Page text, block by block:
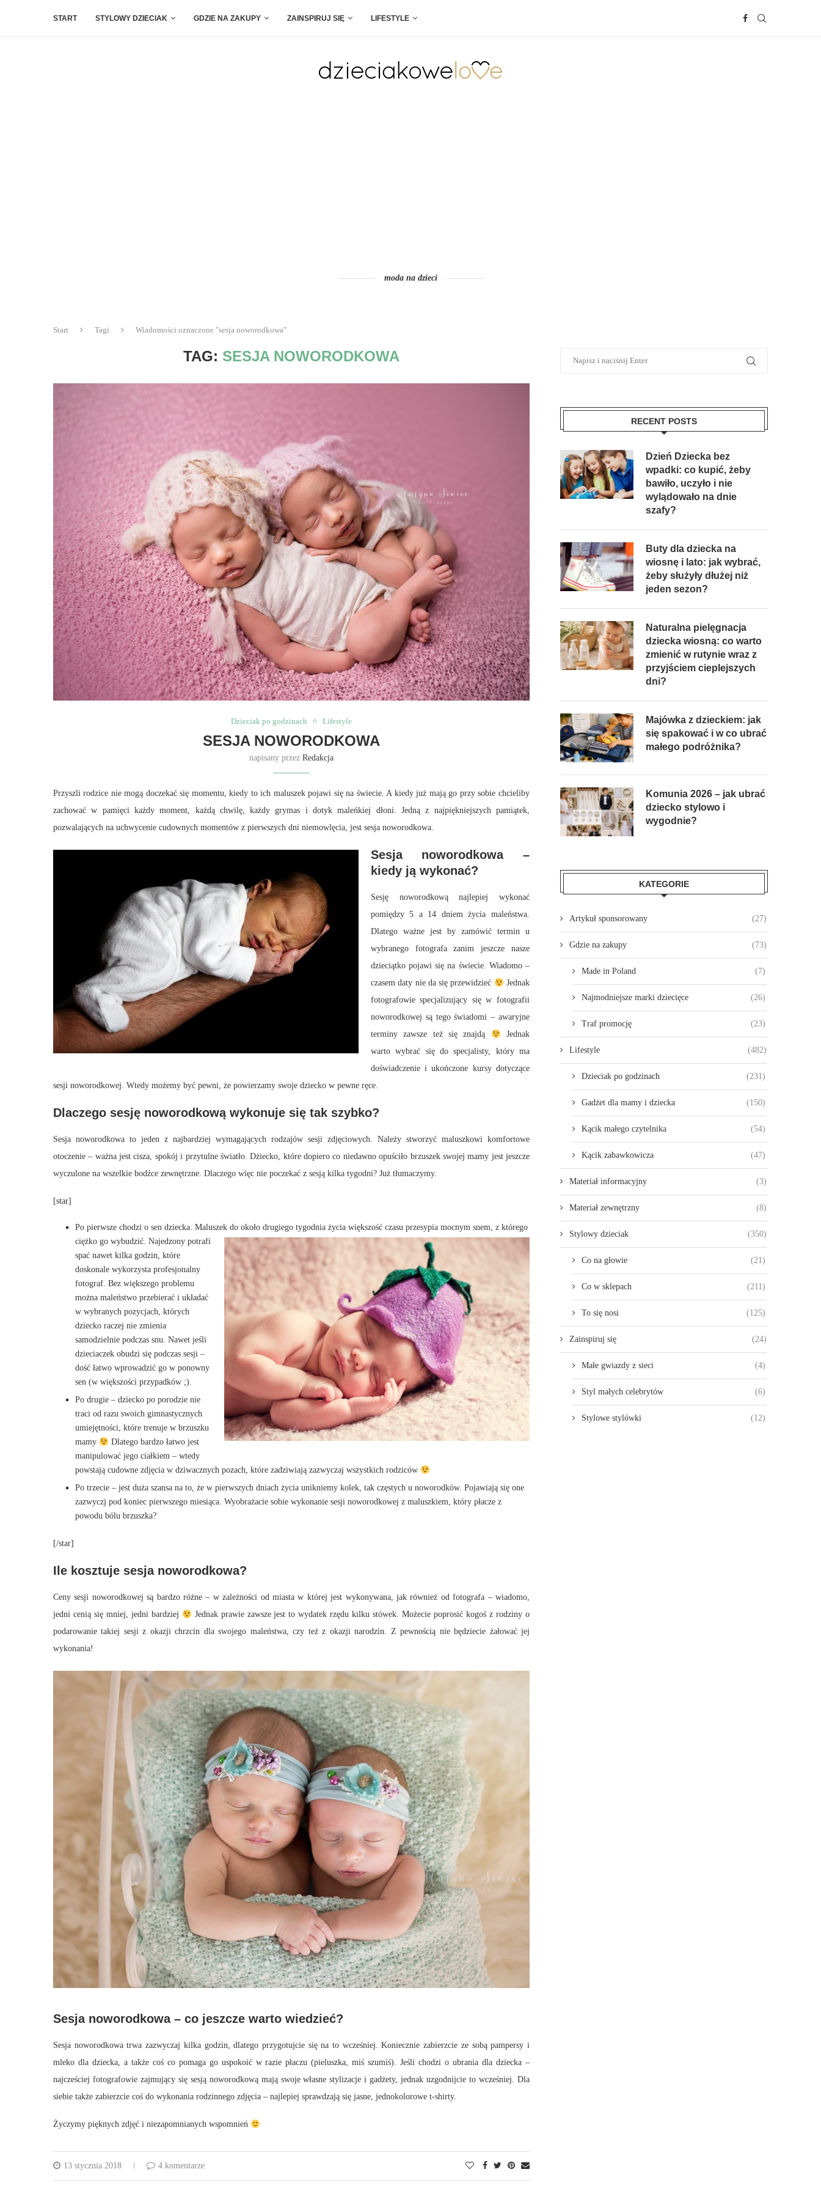
START STYLOWY DZIECIAK GDZIE NA ZAKUPY ZAINSPIRUJ SIĘ LIFESTYLE
moda na dzieci
Start Tagi Wiadomości oznaczone "sesja noworodkowa"
TAG: SESJA NOWORODKOWA
Dzieciak po godzinach Lifestyle
SESJA NOWORODKOWA
napisany przez Redakcja
Przyszli rodzice nie mogą doczekać się momentu, kiedy to ich maluszek pojawi się na świecie. A kiedy już mają go przy sobie chcieliby
zachować w pamięci każdy moment, każdą chwilę, każdy grymas i dotyk maleńkiej dłoni. Jedną z najpiękniejszych pamiątek,
pozwalających na uchwycenie cudownych momentów z pierwszych dni niemowlęcia, jest sesja noworodkowa.
Sesja noworodkowa –
kiedy ją wykonać?
Sesję noworodkową najlepiej wykonać
pomiędzy 5 a 14 dniem życia maleństwa.
Dlatego ważne jest by zamówić termin u
wybranego fotografa zanim jeszcze nasze
dzieciątko pojawi się na świecie. Wiadomo –
czasem daty nie da się przewidzieć
Jednak
fotografowie specjalizujący się w fotografii
noworodkowej są tego świadomi – awaryjne
terminy zawsze też się znajdą
Jednak
warto wybrać się do specjalisty, który ma
doświadczenie i ukończone kursy dotyczące
sesji noworodkowej. Wtedy możemy być pewni, że powierzamy swoje dziecko w pewne ręce.
Dlaczego sesję noworodkową wykonuje się tak szybko?
Sesja noworodkowa to jeden z najbardziej wymagających rodzajów sesji zdjęciowych. Należy stworzyć maluszkowi komfortowe
otoczenie – ważna jest cisza, spokój i przytulne światło. Dziecko, które dopiero co niedawno opuściło brzuszek swojej mamy jest jeszcze
wyczulone na wszelkie bodźce zewnętrzne. Dlaczego więc nie poczekać z sesją kilka tygodni? Już tłumaczymy.
[star]
Po pierwsze chodzi o sen dziecka. Maluszek do około drugiego tygodnia życia większość czasu przesypia mocnym snem, z którego
ciężko go wybudzić. Najedzony potrafi
spać nawet kilka godzin, które
doskonale wykorzysta profesjonalny
fotograf. Bez większego problemu
można maleństwo przebierać i układać
w wybranych pozycjach, których
dziecko raczej nie zmienia
samodzielnie podczas snu. Nawet jeśli
dzieciaczek obudzi się podczas sesji –
dość łatwo wprowadzić go w ponowny
sen (w większości przypadków ;).
Po drugie – dziecko po porodzie nie
traci od razu swoich gimnastycznych
umiejętności, które trenuje w brzuszku
mamy
Dlatego bardzo łatwo jest
manipulować jego ciałkiem – wtedy
powstają cudowne zdjęcia w dziwacznych pozach, które zadziwiają zazwyczaj wszystkich rodziców
Po trzecie – jest duża szansa na to, że w pierwszych dniach życia unikniemy kolek, tak częstych u noworodków. Pojawiają się one
zazwyczj pod koniec pierwszego miesiąca. Wyobrażacie sobie wykonanie sesji noworodkowej z maluszkiem, który płacze z
powodu bólu brzuszka?
[/star]
Ile kosztuje sesja noworodkowa?
Ceny sesji noworodkowej są bardzo różne – w zależności od miasta w której jest wykonywana, jak również od fotografa – wiadomo,
jedni cenią się mniej, jedni bardziej
Jednak prawie zawsze jest to wydatek rzędu kilku stówek. Możecie poprosić kogoś z rodziny o
podarowanie takiej sesji z okazji chrzcin dla swojego maleństwa, czy też z okazji narodzin. Z pewnością nie będziecie żałować jej
wykonania!
Sesja noworodkowa – co jeszcze warto wiedzieć?
Sesja noworodkowa trwa zazwyczaj kilka godzin, dlatego przygotujcie się na to wcześniej. Koniecznie zabierzcie ze sobą pampersy i
mleko dla dziecka, a także coś co pomaga go uspokoić w razie płaczu (pieluszka, miś szumiś). Jeśli chodzi o ubrania dla dziecka –
najcześciej fotografowie zajmujący się sesją noworodkową mają swoje własne stylizacje i gadżety, jednak uzgodnijcie to wcześniej. Dla
siebie także zabierzcie coś do wykonania rodzinnego zdjęcia – najlepiej sprawdzają się jasne, jednokolorowe t-shirty.
Życzymy pięknych zdjęć i niezapomnianych wspomnień
13 stycznia 2018 4 komentarze
RECENT POSTS
Dzień Dziecka bez
wpadki: co kupić, żeby
bawiło, uczyło i nie
wylądowało na dnie
szafy?
Buty dla dziecka na
wiosnę i lato: jak wybrać,
żeby służyły dłużej niż
jeden sezon?
Naturalna pielęgnacja
dziecka wiosną: co warto
zmienić w rutynie wraz z
przyjściem cieplejszych
dni?
Majówka z dzieckiem: jak
się spakować i w co ubrać
małego podróżnika?
Komunia 2026 – jak ubrać
dziecko stylowo i
wygodnie?
KATEGORIE
Artykuł sponsorowany (27)
Gdzie na zakupy (73)
Made in Poland (7)
Najmodniejsze marki dziecięce (26)
Traf promocję (23)
Lifestyle (482)
Dzieciak po godzinach (231)
Gadżet dla mamy i dziecka (150)
Kącik małego czytelnika (54)
Kącik zabawkowicza (47)
Materiał informacyjny (3)
Materiał zewnętrzny (8)
Stylowy dzieciak (350)
Co na głowie (21)
Co w sklepach (211)
To się nosi (125)
Zainspiruj się (24)
Małe gwiazdy z sieci (4)
Styl małych celebrytów (6)
Stylowe stylówki (12)